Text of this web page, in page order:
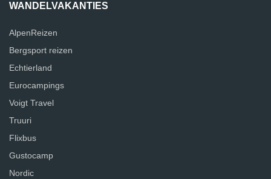
WANDELVAKANTIES
AlpenReizen
Bergsport reizen
Echtierland
Eurocampings
Voigt Travel
Truuri
Flixbus
Gustocamp
Nordic